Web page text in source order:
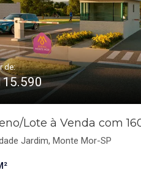
de:
Lote à Venda com
Jardim, Monte Mor-SP